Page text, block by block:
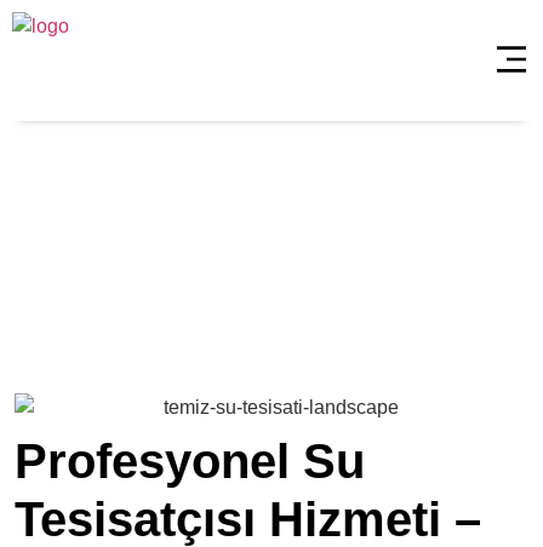
Profesyonel Su
Tesisatçısı Hizmeti –